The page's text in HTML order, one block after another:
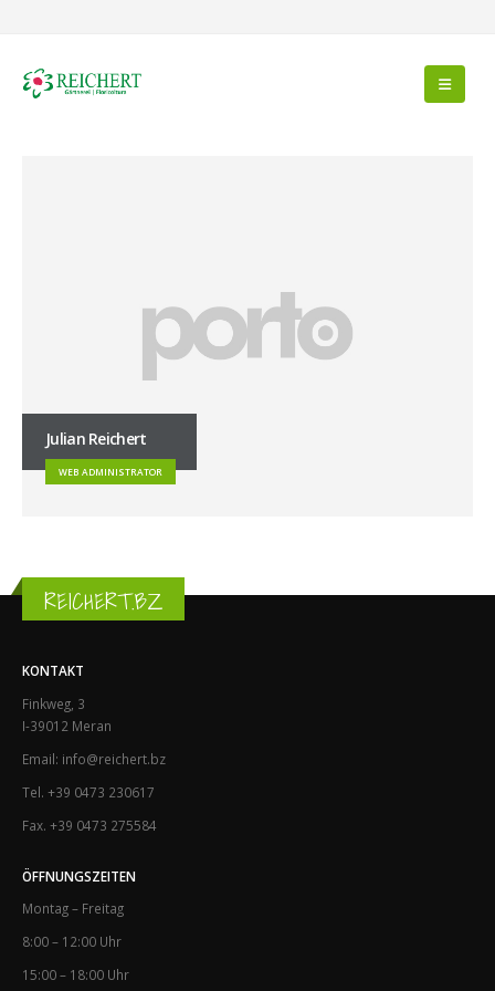
Julian Reichert
WEB ADMINISTRATOR
REICHERT.BZ
KONTAKT
Finkweg, 3
I-39012 Meran
Email: info@reichert.bz
Tel. +39 0473 230617
Fax. +39 0473 275584
ÖFFNUNGSZEITEN
Montag – Freitag
8:00 – 12:00 Uhr
15:00 – 18:00 Uhr